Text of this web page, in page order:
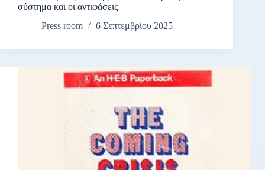
σύστημα και οι αντιφάσεις
Press room
6 Σεπτεμβρίου 2025